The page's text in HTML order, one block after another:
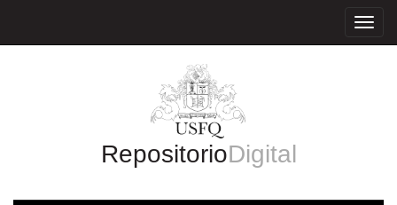
RepositorioDigital